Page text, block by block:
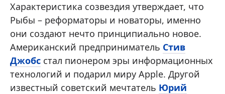
Характеристика созвездия утверждает, что
Рыбы – реформаторы и новаторы, именно
они создают нечто принципиально новое.
Американский предприниматель Стив
Джобс стал пионером эры информационных
технологий и подарил миру Apple. Другой
известный советский мечтатель Юрий